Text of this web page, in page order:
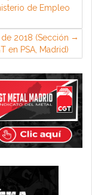
de Empleo
de 2018 (Sección
en PSA, Madrid)